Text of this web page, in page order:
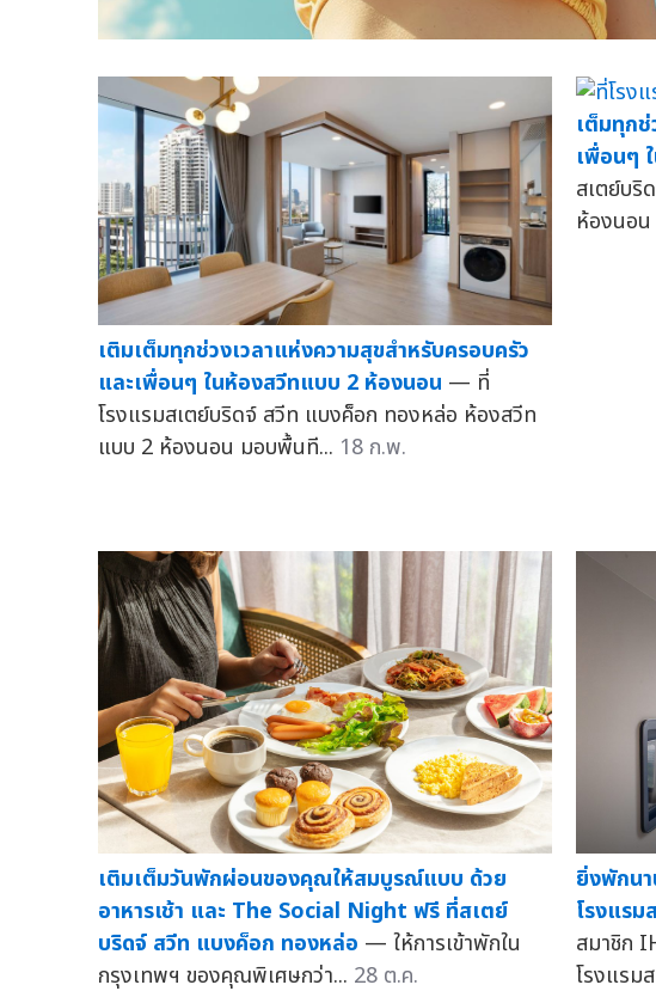
เติมเต็มทุกช่วงเวลาแห่งความสุขสำหรับครอบครัว
และเพื่อนๆ ในห้องสวีทแบบ 2 ห้องนอน — ที่
โรงแรมสเตย์บริดจ์ สวีท แบงค็อก ทองหล่อ ห้องสวีท
แบบ 2 ห้องนอน มอบพื้นที... 18 ก.พ.
เต็มทุก
เพื่อนๆ
สเตย์บ
ห้องนอ
เติมเต็มวันพักผ่อนของคุณให้สมบูรณ์แบบ ด้วย
อาหารเช้า และ The Social Night ฟรี ที่สเตย์
บริดจ์ สวีท แบงค็อก ทองหล่อ — ให้การเข้าพักใน
กรุงเทพฯ ของคุณพิเศษกว่า... 28 ต.ค.
ยิ่งพักน
โรงแร
สมาชิก
โรงแรม